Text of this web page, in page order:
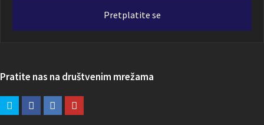
Pretplatite se
Pratite nas na društvenim mrežama